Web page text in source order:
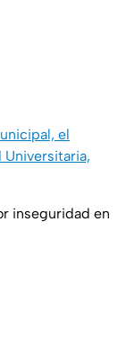
el
Universitaria,
inseguridad en